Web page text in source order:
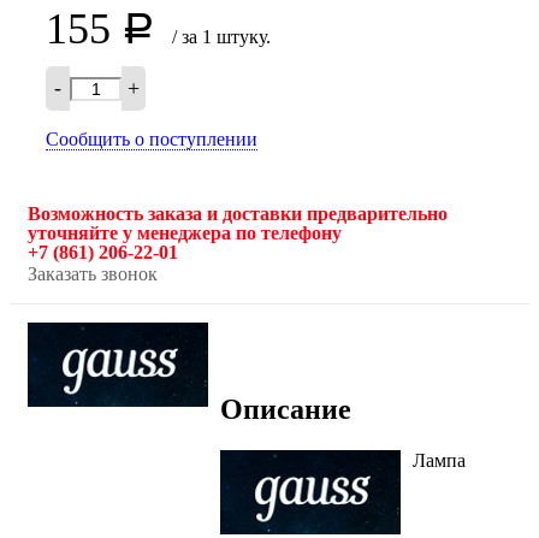
155 Р / за 1 штуку.
- +
Сообщить о поступлении
Возможность заказа и доставки предварительно
уточняйте у менеджера по телефону
+7 (861) 206-22-01
Заказать звонок
Описание
Лампа